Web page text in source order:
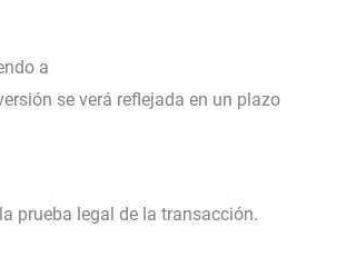
a
se verá reflejada en un plazo
prueba legal de la transacción.